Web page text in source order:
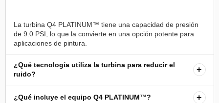
La turbina Q4 PLATINUM™ tiene una capacidad de presión
de 9.0 PSI, lo que la convierte en una opción potente para
¿Qué tecnología utiliza la turbina para reducir el
ruido?
+
¿Qué incluye el equipo Q4 PLATINUM™? +